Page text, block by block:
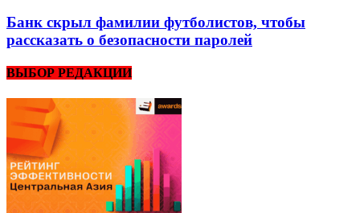
Банк скрыл фамилии футболистов, чтобы
рассказать о безопасности паролей
ВЫБОР РЕДАКЦИИ